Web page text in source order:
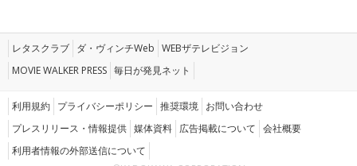
レタスクラブ ダ・ヴィンチWeb WEBザテレビジョン
MOVIE WALKER PRESS 毎日が発見ネット
利用規約 プライバシーポリシー 推奨環境 お問い合わせ
プレスリリース・情報提供 媒体資料 広告掲載について 会社概要
利用者情報の外部送信について